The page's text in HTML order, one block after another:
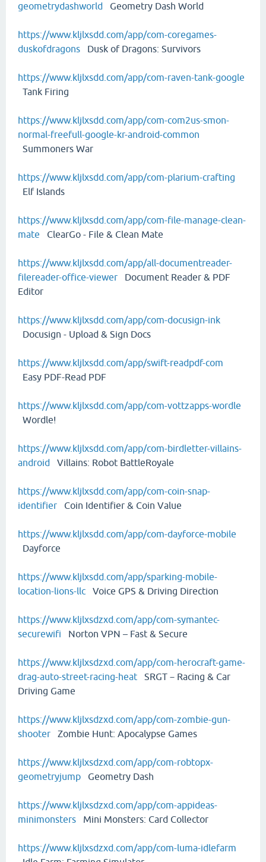
geometrydashworld Geometry Dash World
https://www.kljlxsdd.com/app/com-coregames-
duskofdragons Dusk of Dragons: Survivors
https://www.kljlxsdd.com/app/com-raven-tank-google
Tank Firing
https://www.kljlxsdd.com/app/com-com2us-smon-
normal-freefull-google-kr-android-common
Summoners War
https://www.kljlxsdd.com/app/com-plarium-crafting
Elf Islands
https://www.kljlxsdd.com/app/com-file-manage-clean-
mate ClearGo - File & Clean Mate
https://www.kljlxsdd.com/app/all-documentreader-
filereader-office-viewer Document Reader & PDF
Editor
https://www.kljlxsdd.com/app/com-docusign-ink
Docusign - Upload & Sign Docs
https://www.kljlxsdd.com/app/swift-readpdf-com
Easy PDF-Read PDF
https://www.kljlxsdd.com/app/com-vottzapps-wordle
Wordle!
https://www.kljlxsdd.com/app/com-birdletter-villains-
android Villains: Robot BattleRoyale
https://www.kljlxsdd.com/app/com-coin-snap-
identifier Coin Identifier & Coin Value
https://www.kljlxsdd.com/app/com-dayforce-mobile
Dayforce
https://www.kljlxsdd.com/app/sparking-mobile-
location-lions-llc Voice GPS & Driving Direction
https://www.kljlxsdzxd.com/app/com-symantec-
securewifi Norton VPN – Fast & Secure
https://www.kljlxsdzxd.com/app/com-herocraft-game-
drag-auto-street-racing-heat SRGT－Racing & Car
Driving Game
https://www.kljlxsdzxd.com/app/com-zombie-gun-
shooter Zombie Hunt: Apocalypse Games
https://www.kljlxsdzxd.com/app/com-robtopx-
geometryjump Geometry Dash
https://www.kljlxsdzxd.com/app/com-appideas-
minimonsters Mini Monsters: Card Collector
https://www.kljlxsdzxd.com/app/com-luma-idlefarm